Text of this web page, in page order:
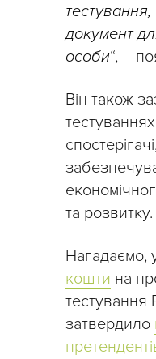
документ
особи“, –
Він також
та розвитку.
Нагадаємо,
кошти на
тестування
затвердило